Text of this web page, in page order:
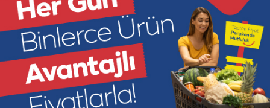
Diş Teknisyenleri Günü kutlandı
Ana Sayfa Sağlik